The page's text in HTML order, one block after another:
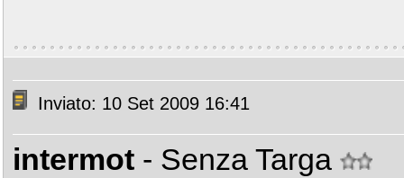
Inviato: 10 Set 2009 16:41
intermot - Senza Targa